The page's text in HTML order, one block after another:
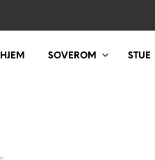
HJEM SOVEROM STUE